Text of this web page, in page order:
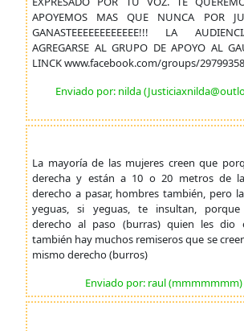
APOYEMOS MAS QUE NUNCA POR
GANASTEEEEEEEEEEEE!!! LA
AGREGARSE AL GRUPO DE APOYO AL
LINCK www.facebook.com/groups/
Enviado por: nilda
La mayoría de las mujeres creen que
derecha y están a 10 o 20 metros de
derecho a pasar, hombres también, pero
yeguas, si yeguas, te insultan, porque
derecho al paso (burras) quien les dio
también hay muchos remiseros que se
mismo derecho (burros)
Enviado por: raul